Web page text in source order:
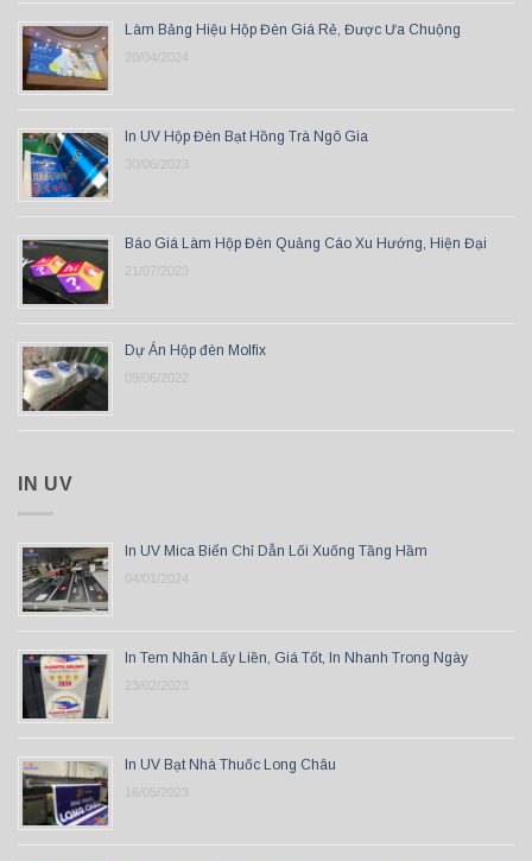
Làm Bảng Hiệu Hộp Đèn Giá Rẻ, Được Ưa Chuộng
20/04/2024
In UV Hộp Đèn Bạt Hồng Trà Ngô Gia
30/06/2023
Báo Giá Làm Hộp Đèn Quảng Cáo Xu Hướng, Hiện Đại
21/07/2023
Dự Án Hộp đèn Molfix
09/06/2022
IN UV
In UV Mica Biển Chỉ Dẫn Lối Xuống Tầng Hầm
04/01/2024
In Tem Nhãn Lấy Liền, Giá Tốt, In Nhanh Trong Ngày
23/02/2023
In UV Bạt Nhà Thuốc Long Châu
16/05/2023